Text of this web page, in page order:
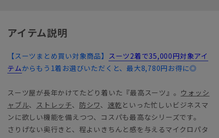
アイテム説明
【スーツまとめ買い対象商品】 スーツ2着で35,000円対象アイ
テムからもう1着お選びいただくと、最大8,780円お得に◎
スーツ屋が長年かけてたどり着いた『最高スーツ』。 ウォッシ
ャブル、 ストレッチ、 防シワ、 速乾 といった忙しいビジネスマ
ンに欲しい機能を備えつつ、コスパも最高なシリーズです。
さりげない奥行きと、程よいきちんと感を与えるマイクロパタ